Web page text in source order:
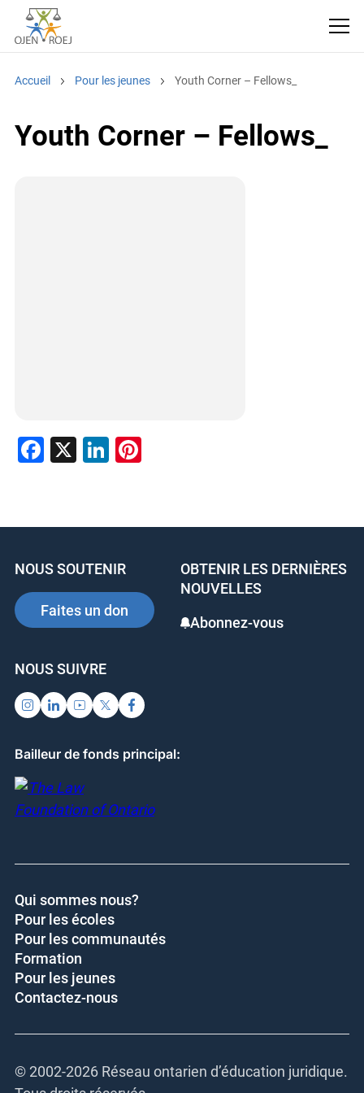
Accueil Pour les jeunes Youth Corner – Fellows_
Youth Corner – Fellows_
F
e
o
o
k
X
Li
e
n
e
NOUS SOUTENIR
Faites un don
OBTENIR LES DERNIÈRES
NOUVELLES
Abonnez-vous
NOUS SUIVRE
Bailleur de fonds principal:
Qui sommes nous?
Pour les écoles
Pour les communautés
Formation
Pour les jeunes
Contactez-nous
© 2002-2026 Réseau ontarien d’éducation juridique.